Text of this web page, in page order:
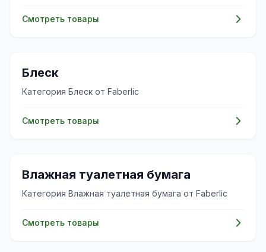
Смотреть товары
✨
Блеск
Категория Блеск от Faberlic
Смотреть товары
✨
Влажная туалетная бумага
Категория Влажная туалетная бумага от Faberlic
Смотреть товары